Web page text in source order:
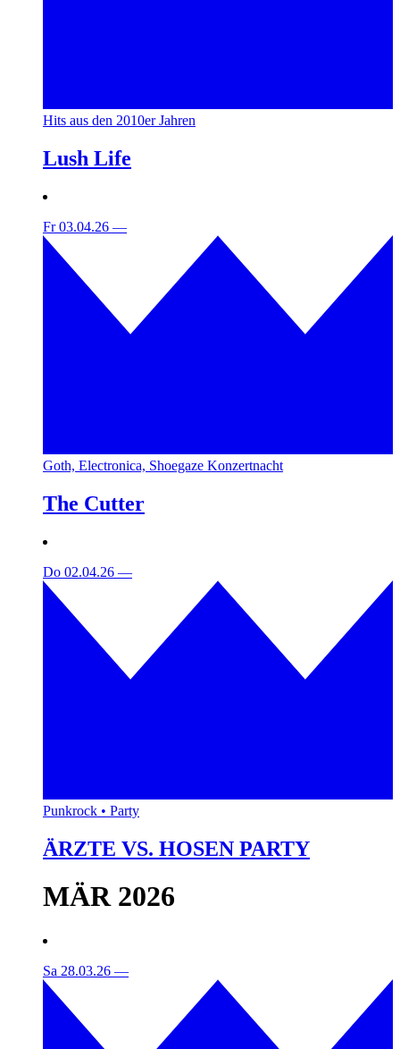
Hits aus den 2010er Jahren
Lush Life
Fr 03.04.26 —
Goth, Electronica, Shoegaze Konzertnacht
The Cutter
Do 02.04.26 —
Punkrock • Party
ÄRZTE VS. HOSEN PARTY
MÄR 2026
Sa 28.03.26 —